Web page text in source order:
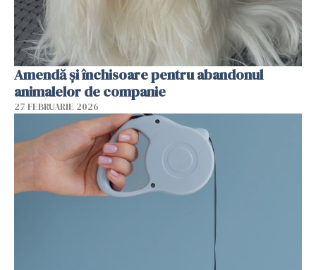
Amendă și închisoare pentru abandonul
animalelor de companie
27 FEBRUARIE 2026